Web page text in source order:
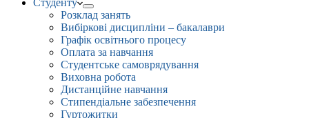
Студенту
Розклад занять
Вибіркові дисципліни – бакалаври
Графік освітнього процесу
Оплата за навчання
Студентське самоврядування
Виховна робота
Дистанційне навчання
Стипендіальне забезпечення
Гуртожитки